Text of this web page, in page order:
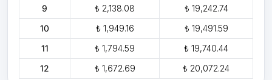
9
₺ 2,138.08
₺ 19,242.74
10
₺ 1,949.16
₺ 19,491.59
11
₺ 1,794.59
₺ 19,740.44
12
₺ 1,672.69 ₺ 20,072.24